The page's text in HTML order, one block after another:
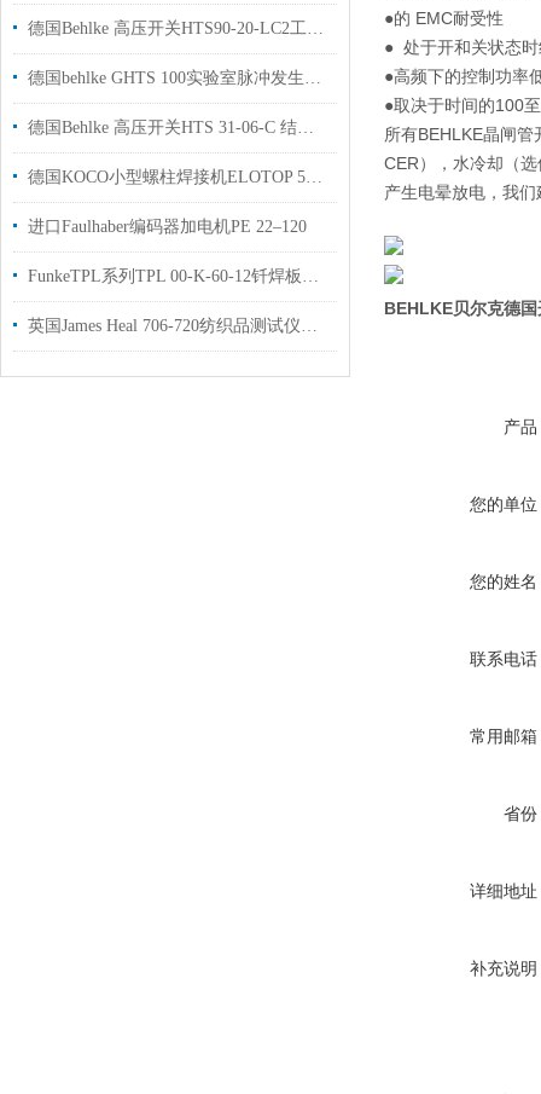
德国Behlke 高压开关HTS90-20-LC2工厂现货授权代理
德国behlke GHTS 100实验室脉冲发生器用于国内高校原厂供货
德国Behlke 高压开关HTS 31-06-C 结构紧凑用于高校实验室使用
德国KOCO小型螺柱焊接机ELOTOP 510用于发电站使用国内现货
进口Faulhaber编码器加电机PE 22–120
FunkeTPL系列TPL 00-K-60-12钎焊板式换热器
英国James Heal 706-720纺织品测试仪现货工厂授权经销商
●的 EMC耐受性
● 处于开和关状态
●高频下的控制功率
●取决于时间的100
所有BEHLKE晶闸
CER），水冷却（
产生电晕放电，我
BEHLKE贝尔克德
产品
您的单位
您的姓名
联系电话
常用邮箱
省份
详细地址
补充说明